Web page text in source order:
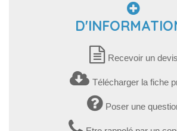
Recevoir un devis
Télécharger la fiche
Poser une